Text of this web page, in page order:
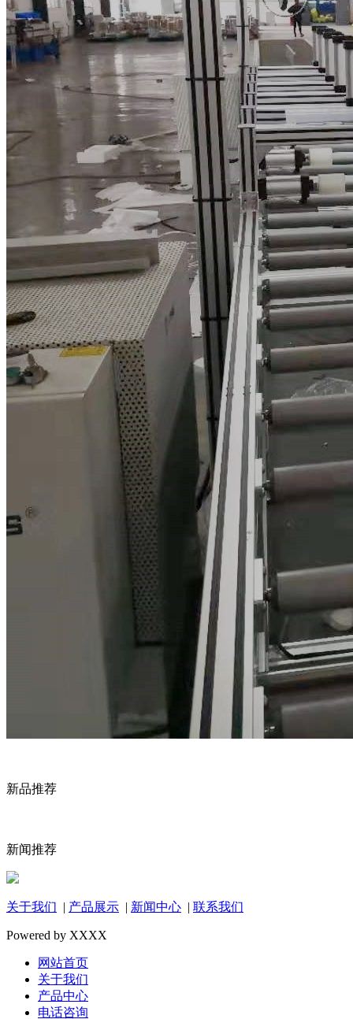
新品推荐
新闻推荐
关于我们 | 产品展示 | 新闻中心 | 联系我们
Powered by XXXX
网站首页
关于我们
产品中心
电话咨询